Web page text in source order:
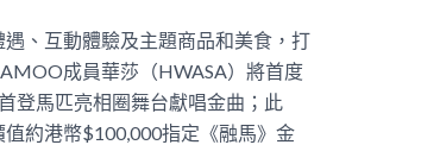
、互動體驗及主題商品和美食，打
成員華莎（HWASA）將首度
登馬匹亮相圈舞台獻唱金曲；此
約港幣$100,000指定《融馬》金